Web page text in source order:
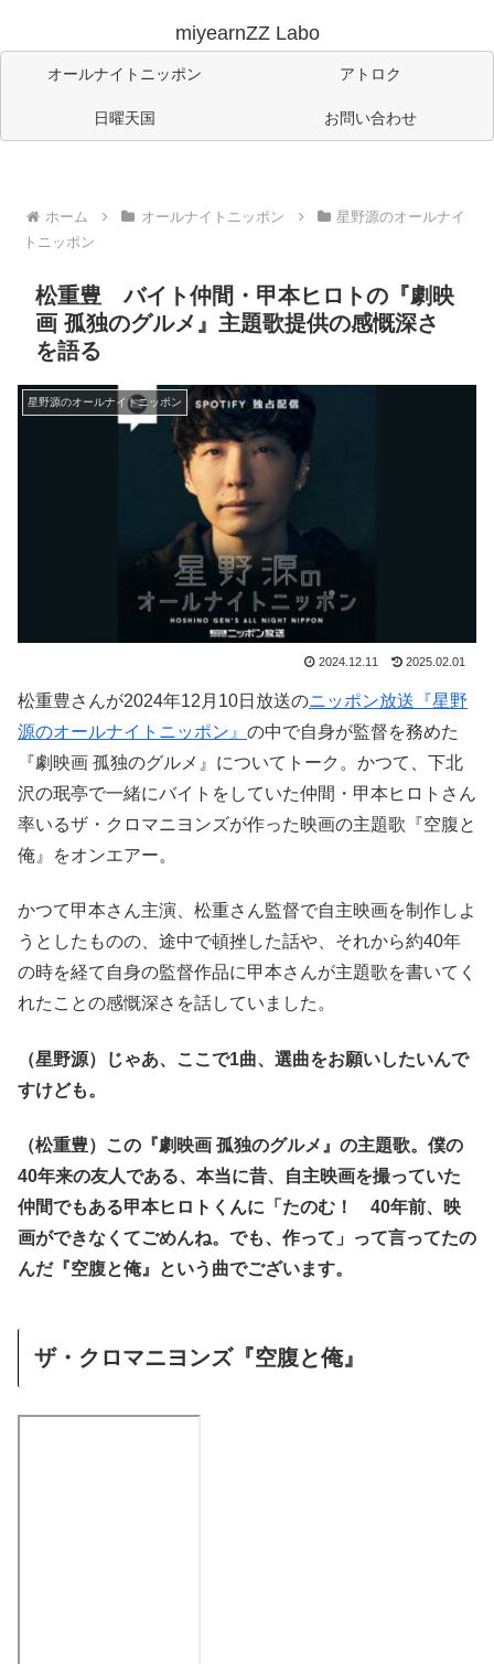
miyearnZZ Labo
オールナイトニッポン アトロク
日曜天国 お問い合わせ
ホーム オールナイトニッポン
星野源のオールナイ
トニッポン
松重豊 バイト仲間・甲本ヒロトの『劇映
画 孤独のグルメ』主題歌提供の感慨深さ
を語る
星野源のオールナイトニッポン
2024.12.11 2025.02.01
松重豊さんが2024年12月10日放送のニッポン放送『星野
源のオールナイトニッポン』 の中で自身が監督を務めた
『劇映画 孤独のグルメ』についてトーク。かつて、下北
沢の珉亭で一緒にバイトをしていた仲間・甲本ヒロトさん
率いるザ・クロマニヨンズが作った映画の主題歌『空腹と
俺』をオンエアー。
かつて甲本さん主演、松重さん監督で自主映画を制作しよ
うとしたものの、途中で頓挫した話や、それから約40年
の時を経て自身の監督作品に甲本さんが主題歌を書いてく
れたことの感慨深さを話していました。
（星野源）じゃあ、ここで1曲、選曲をお願いしたいんで
すけども。
（松重豊）この『劇映画 孤独のグルメ』の主題歌。僕の
40年来の友人である、本当に昔、自主映画を撮っていた
仲間でもある甲本ヒロトくんに「たのむ！ 40年前、映
画ができなくてごめんね。でも、作って」って言ってたの
んだ『空腹と俺』という曲でございます。
ザ・クロマニヨンズ『空腹と俺』